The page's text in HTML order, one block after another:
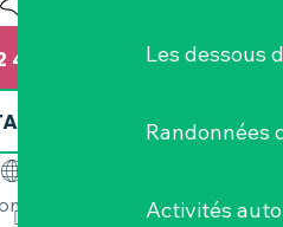
Les dessous
Randonnées
Activités
40 33 38
NOUS